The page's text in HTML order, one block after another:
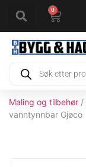
0
Maling og tilbehør /
vanntynnbar Gjøco